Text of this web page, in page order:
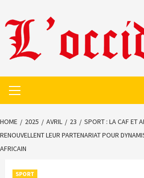
to
content
Menu
HOME 2025 AVRIL 23
SPORT : LA CAF ET
RENOUVELLENT LEUR PARTENARIAT POUR
AFRICAIN
SPORT